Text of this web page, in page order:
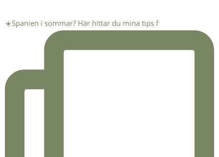
☀️Spanien i sommar? Här hittar du mina tips f